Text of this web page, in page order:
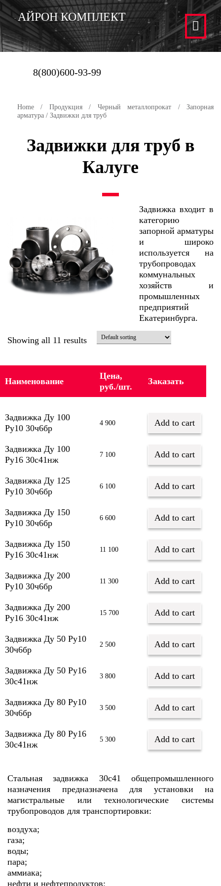
АЙРОН КОМПЛЕКТ
8(800)600-93-99
Home / Продукция/ Черный металлопрокат /Запорная
арматура / Задвижки для труб
Задвижки для труб в
Калуге
Задвижка входит в
категорию
запорной арматуры
и широко
используется на
трубопроводах
коммунальных
хозяйств и
промышленных
предприятий
Екатеринбурга.
Showing all 11 results
Наименование
Цена,
руб./шт.
Заказать
Задвижка Ду 100
Py10 30ч6бр
4 900 Add to cart
Задвижка Ду 100
Py16 30с41нж
7 100 Add to cart
Задвижка Ду 125
Py10 30ч6бр
6 100 Add to cart
Задвижка Ду 150
Py10 30ч6бр
6 600 Add to cart
Задвижка Ду 150
Py16 30с41нж
11 100 Add to cart
Задвижка Ду 200
Py10 30ч6бр
11 300 Add to cart
Задвижка Ду 200
Py16 30с41нж
15 700 Add to cart
Задвижка Ду 50 Py10
30ч6бр
2 500 Add to cart
Задвижка Ду 50 Py16
30с41нж
3 800 Add to cart
Задвижка Ду 80 Py10
30ч6бр
3 500 Add to cart
Задвижка Ду 80 Py16
30с41нж
5 300 Add to cart
Стальная задвижка 30с41 общепромышленного
назначения предназначена для установки на
магистральные или технологические системы
трубопроводов для транспортировки:
воздуха;
газа;
воды;
пара;
аммиака;
нефти и нефтепродуктов;